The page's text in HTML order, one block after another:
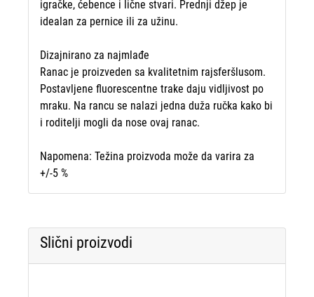
igračke, ćebence i lične stvari. Prednji džep je
idealan za pernice ili za užinu.
Dizajnirano za najmlađe
Ranac je proizveden sa kvalitetnim rajsferšlusom.
Postavljene fluorescentne trake daju vidljivost po
mraku. Na rancu se nalazi jedna duža ručka kako bi
i roditelji mogli da nose ovaj ranac.
Napomena: Težina proizvoda može da varira za
+/-5 %
Slični proizvodi